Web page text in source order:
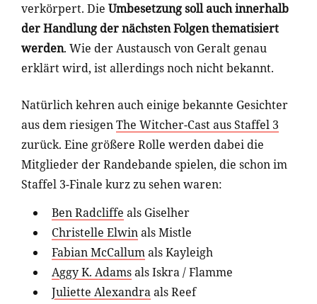
verkörpert. Die Umbesetzung soll auch innerhalb
der Handlung der nächsten Folgen thematisiert
werden. Wie der Austausch von Geralt genau
erklärt wird, ist allerdings noch nicht bekannt.
Natürlich kehren auch einige bekannte Gesichter
aus dem riesigenThe Witcher-Cast aus Staffel 3
zurück. Eine größere Rolle werden dabei die
Mitglieder der Randebande spielen, die schon im
Staffel 3-Finale kurz zu sehen waren:
Ben Radcliffe als Giselher
Christelle Elwinals Mistle
Fabian McCallumals Kayleigh
Aggy K. Adamsals Iskra / Flamme
Juliette Alexandraals Reef